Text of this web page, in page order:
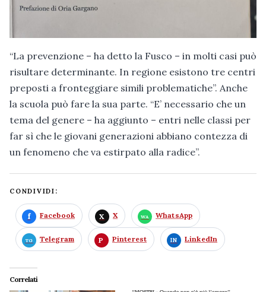
“La prevenzione – ha detto la Fusco – in molti casi può
risultare determinante. In regione esistono tre centri
preposti a fronteggiare simili problematiche”. Anche
la scuola può fare la sua parte. “E’ necessario che un
tema del genere – ha aggiunto – entri nelle classi per
far sì che le giovani generazioni abbiano contezza di
un fenomeno che va estirpato alla radice”.
CONDIVIDI:
Facebook X WhatsApp
Telegram Pinterest LinkedIn
Correlati